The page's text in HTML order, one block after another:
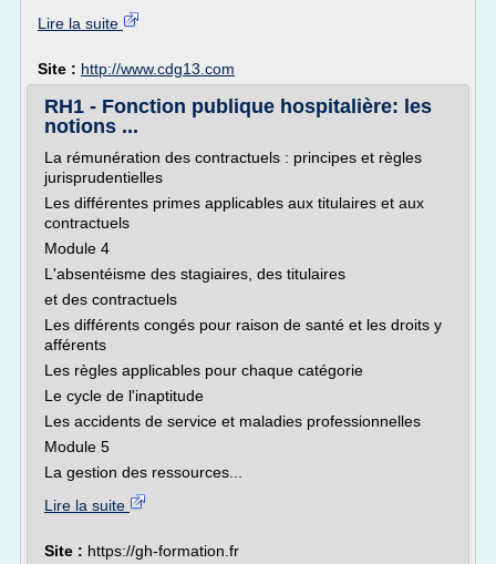
Lire la suite
Site : http://www.cdg13.com
RH1 - Fonction publique hospitalière: les
notions ...
La rémunération des contractuels : principes et règles
jurisprudentielles
Les différentes primes applicables aux titulaires et aux
contractuels
Module 4
L'absentéisme des stagiaires, des titulaires
et des contractuels
Les différents congés pour raison de santé et les droits y
afférents
Les règles applicables pour chaque catégorie
Le cycle de l'inaptitude
Les accidents de service et maladies professionnelles
Module 5
La gestion des ressources...
Lire la suite
Site : https://gh-formation.fr